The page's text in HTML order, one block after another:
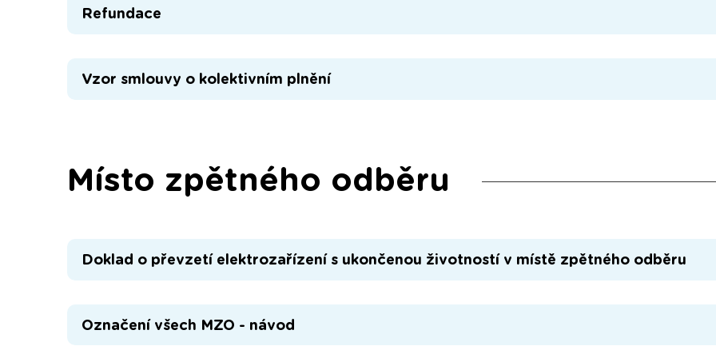
Refundace
Vzor smlouvy o kolektivním plnění
Místo zpětného odběru
Doklad o převzetí elektrozařízení s ukončenou životností v místě zpětného odběru
Označení všech MZO - návod